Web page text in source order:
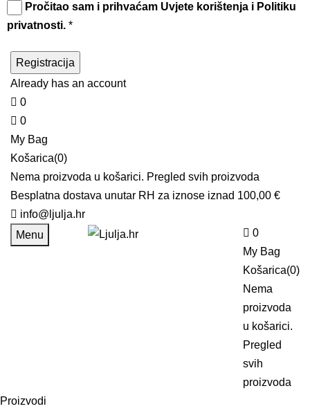
Pročitao sam i prihvaćam Uvjete korištenja i Politiku
privatnosti. *
Already has an account
0
0
My Bag
Košarica(0)
Nema proizvoda u košarici. Pregled svih proizvoda
Besplatna dostava unutar RH za iznose iznad 100,00 €
info@ljulja.hr
Menu
0
My Bag
Košarica(0)
Nema
proizvoda
u košarici.
Pregled
svih
proizvoda
Proizvodi